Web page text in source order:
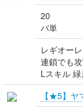
20
バ単
レギオー
連鎖でも
Lスキル
【★5】ヤ